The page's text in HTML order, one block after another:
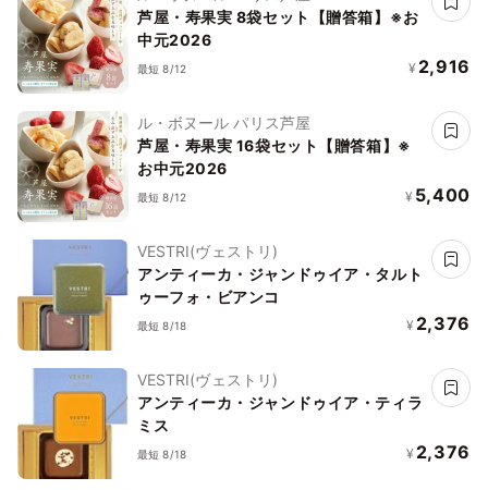
芦屋・寿果実 8袋セット【贈答箱】※お
中元2026
最短 8/12 ¥ 2,916
ル・ボヌール パリス芦屋
芦屋・寿果実 16袋セット【贈答箱】※
お中元2026
最短 8/12 ¥ 5,400
VESTRI(ヴェストリ)
アンティーカ・ジャンドゥイア・タルト
ゥーフォ・ビアンコ
最短 8/18 ¥ 2,376
VESTRI(ヴェストリ)
アンティーカ・ジャンドゥイア・ティラ
ミス
最短 8/18 ¥ 2,376